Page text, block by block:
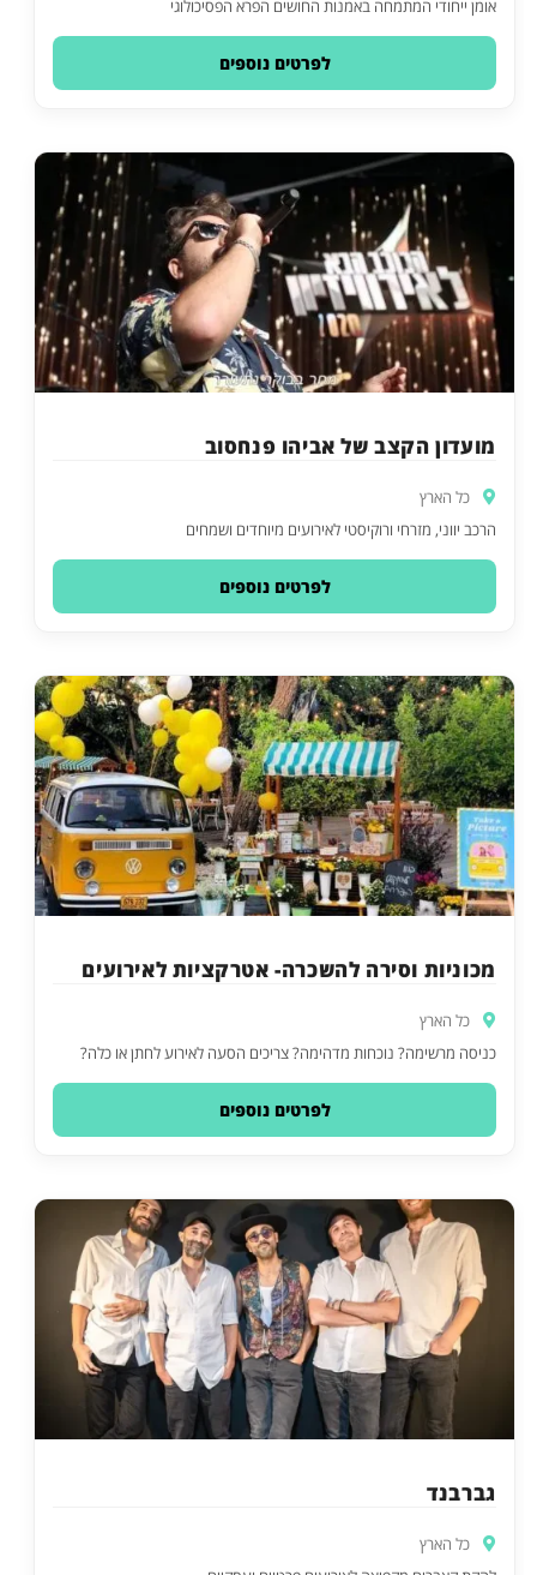
אומן ייחודי המתמחה באמנות החושים הפרא הפסיכולוגי
לפרטים נוספים
מועדון הקצב של אביהו פנחסוב
כל הארץ
הרכב יווני, מזרחי ורוקיסטי לאירועים מיוחדים ושמחים
לפרטים נוספים
מכוניות וסירה להשכרה- אטרקציות לאירועים
כל הארץ
כניסה מרשימה? נוכחות מדהימה? צריכים הסעה לאירוע לחתן או כלה?
לפרטים נוספים
גברבנד
כל הארץ